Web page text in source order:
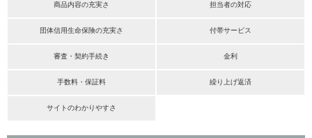
商品内容の充実さ 担当者の対応
団体信用生命保険の充実さ 付帯サービス
審査・契約手続き 金利
手数料・保証料 繰り上げ返済
サイトのわかりやすさ